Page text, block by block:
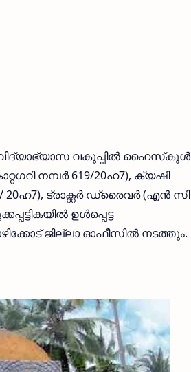
വിദ്യാഭ്യാസ വകുപ്പില്‍ ഹൈസ്‌കൂള്‍
നമ്പര്‍ 619/20ഹ7), ക്യഷി
20ഹ7), ട്രാക്റ്റര്‍ ഡ്രൈവര്‍ (എന്‍ സി
ഉള്‍പ്പെട്ട
ജില്ലാ ഓഫീസില്‍ നടത്തും.